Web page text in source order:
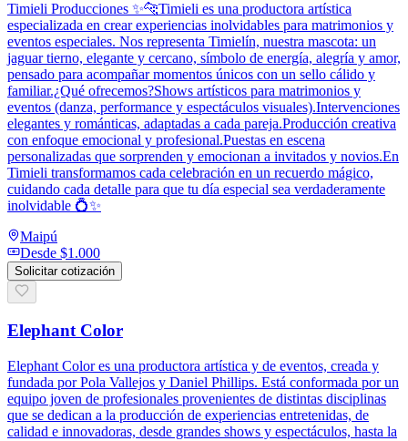
Timieli Producciones ✨🐆Timieli es una productora artística
especializada en crear experiencias inolvidables para matrimonios y
eventos especiales. Nos representa Timielín, nuestra mascota: un
jaguar tierno, elegante y cercano, símbolo de energía, alegría y amor,
pensado para acompañar momentos únicos con un sello cálido y
familiar.¿Qué ofrecemos?Shows artísticos para matrimonios y
eventos (danza, performance y espectáculos visuales).Intervenciones
elegantes y románticas, adaptadas a cada pareja.Producción creativa
con enfoque emocional y profesional.Puestas en escena
personalizadas que sorprenden y emocionan a invitados y novios.En
Timieli transformamos cada celebración en un recuerdo mágico,
cuidando cada detalle para que tu día especial sea verdaderamente
inolvidable 💍✨
Maipú
Desde $1.000
Solicitar cotización
Elephant Color
Elephant Color es una productora artística y de eventos, creada y
fundada por Pola Vallejos y Daniel Phillips. Está conformada por un
equipo joven de profesionales provenientes de distintas disciplinas
que se dedican a la producción de experiencias entretenidas, de
calidad e innovadoras, desde grandes shows y espectáculos, hasta la